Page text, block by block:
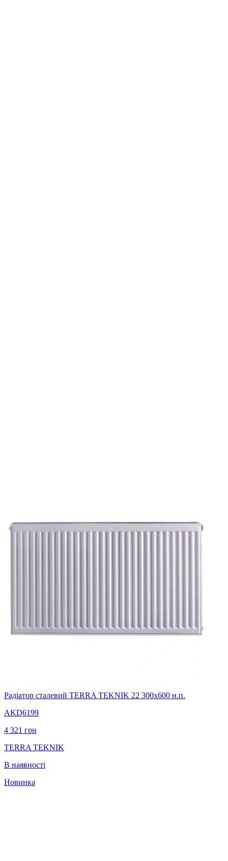
Радіатор сталевий TERRA TEKNIK 22 300х600 н.п.
AKD6199
4 321 грн
TERRA TEKNIK
В наявності
Новинка